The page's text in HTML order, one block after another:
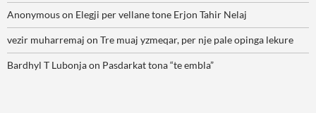
Anonymouson Elegji per vellane tone Erjon Tahir Nelaj
vezir muharremaj on Tre muaj yzmeqar, per nje pale opinga lekure
Bardhyl T Lubonjaon Pasdarkat tona “te embla”